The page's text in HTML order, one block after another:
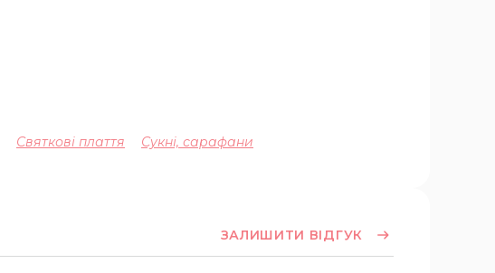
Святкові плаття Сукні, сарафани
ЗАЛИШИТИ ВІДГУК